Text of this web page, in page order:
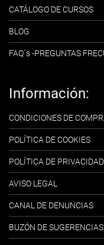
CATÁLOGO DE CURSOS
BLOG
FAQ´s -PREGUNTAS
Información:
CONDICIONES DE
POLÍTICA DE COOKIES
POLÍTICA DE PRIVACIDAD
AVISO LEGAL
CANAL DE DENUNCIAS
BUZÓN DE